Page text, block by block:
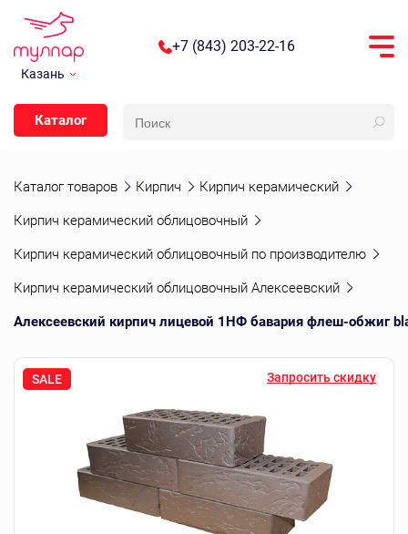
Казань
+7 (843) 203-22-16
Каталог
Каталог товаров Кирпич Кирпич керамический
Кирпич керамический облицовочный
Кирпич керамический облицовочный по производителю
Кирпич керамический облицовочный Алексеевский
Алексеевский кирпич лицевой 1НФ бавария флеш-обжиг
Запросить скидку